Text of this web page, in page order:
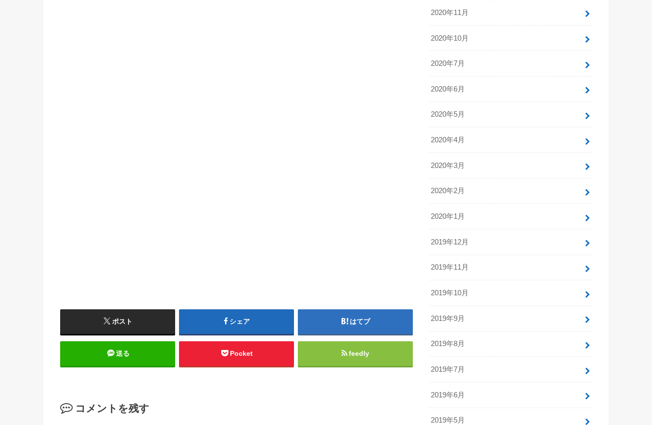
ポスト シェア はてブ
送る Pocket feedly
コメントを残す
2020年11月
2020年10月
2020年7月
2020年6月
2020年5月
2020年4月
2020年3月
2020年2月
2020年1月
2019年12月
2019年11月
2019年10月
2019年9月
2019年8月
2019年7月
2019年6月
2019年5月